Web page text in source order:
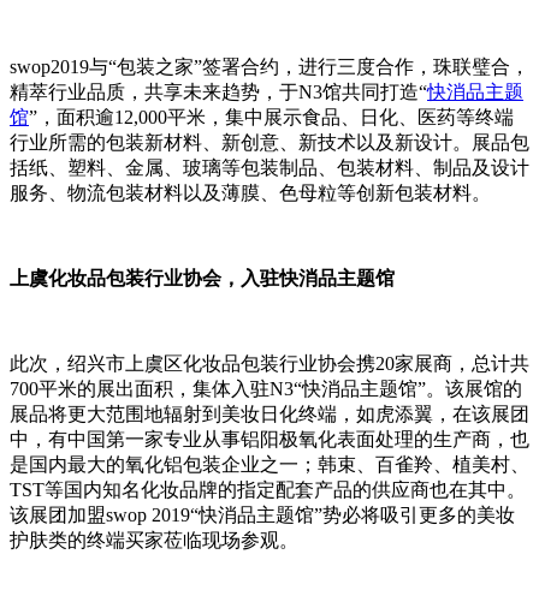
swop2019与“包装之家”签署合约，进行三度合作，珠联璧合，
精萃行业品质，共享未来趋势，于N3馆共同打造“快消品主题
馆”，面积逾12,000平米，集中展示食品、日化、医药等终端
行业所需的包装新材料、新创意、新技术以及新设计。展品包
括纸、塑料、金属、玻璃等包装制品、包装材料、制品及设计
服务、物流包装材料以及薄膜、色母粒等创新包装材料。
上虞化妆品包装行业协会，入驻快消品主题馆
此次，绍兴市上虞区化妆品包装行业协会携20家展商，总计共
700平米的展出面积，集体入驻N3“快消品主题馆”。该展馆的
展品将更大范围地辐射到美妆日化终端，如虎添翼，在该展团
中，有中国第一家专业从事铝阳极氧化表面处理的生产商，也
是国内最大的氧化铝包装企业之一；韩束、百雀羚、植美村、
TST等国内知名化妆品牌的指定配套产品的供应商也在其中。
该展团加盟swop 2019“快消品主题馆”势必将吸引更多的美妆
护肤类的终端买家莅临现场参观。